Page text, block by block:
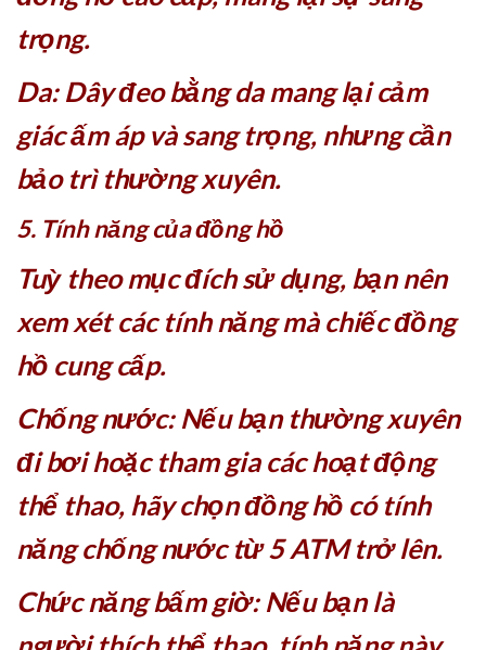
trọng.
Da: Dây đeo bằng da mang lại cảm
giác ấm áp và sang trọng, nhưng cần
bảo trì thường xuyên.
5. Tính năng của đồng hồ
Tuỳ theo mục đích sử dụng, bạn nên
xem xét các tính năng mà chiếc đồng
hồ cung cấp.
Chống nước: Nếu bạn thường xuyên
đi bơi hoặc tham gia các hoạt động
thể thao, hãy chọn đồng hồ có tính
năng chống nước từ 5 ATM trở lên.
Chức năng bấm giờ: Nếu bạn là